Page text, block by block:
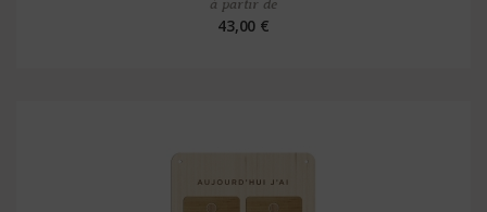
à partir de
43,00 €